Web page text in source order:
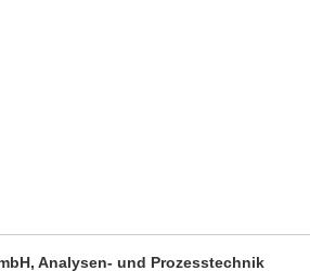
Analysen- und Prozesstechnik